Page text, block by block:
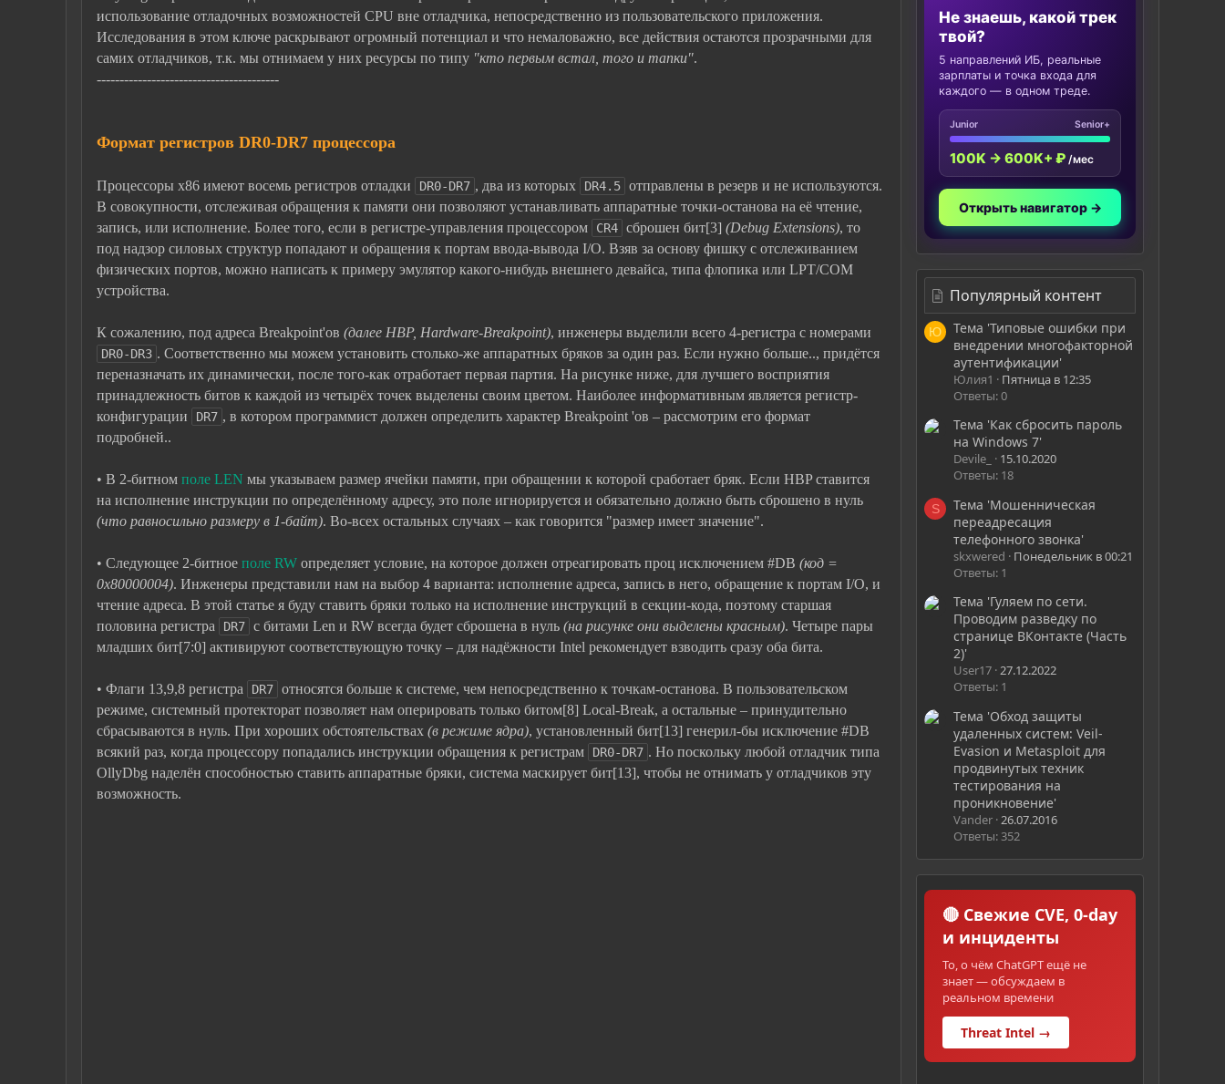
использование отладочных возможностей CPU вне отладчика, непосредственно из пользовательского приложения.
Исследования в этом ключе раскрывают огромный потенциал и что немаловажно, все действия остаются прозрачными для
самих отладчиков, т.к. мы отнимаем у них ресурсы по типу "кто первым встал, того и тапки".
----------------------------------------
Формат регистров DR0-DR7 процессора
Процессоры х86 имеют восемь регистров отладки DR0-DR7 , два из которых DR4.5 отправлены в резерв и не используются.
В совокупности, отслеживая обращения к памяти они позволяют устанавливать аппаратные точки-останова на её чтение,
запись, или исполнение. Более того, если в регистре-управления процессором
CR4 сброшен бит[3] (Debug Extensions), то
под надзор силовых структур попадают и обращения к портам ввода-вывода I/O. Взяв за основу фишку с отслеживанием
физических портов, можно написать к примеру эмулятор какого-нибудь внешнего девайса, типа флопика или LPT/COM
устройства.
К сожалению, под адреса Breakpoint'ов (далее HBP, Hardware-Breakpoint), инженеры выделили всего 4-регистра с номерами
DR0-DR3 . Соответственно мы можем установить столько-же аппаратных бряков за один раз. Если нужно больше.., придётся
переназначать их динамически, после того-как отработает первая партия. На рисунке ниже, для лучшего восприятия
принадлежность битов к каждой из четырёх точек выделены своим цветом. Наиболее информативным является регистр-
конфигурации
DR7 , в котором программист должен определить характер Breakpoint 'ов – рассмотрим его формат
подробней..
• В 2-битном поле LEN мы указываем размер ячейки памяти, при обращении к которой сработает бряк. Если HBP ставится
на исполнение инструкции по определённому адресу, это поле игнорируется и обязательно должно быть сброшено в нуль
(что равносильно размеру в 1-байт). Во-всех остальных случаях – как говорится "размер имеет значение".
• Следующее 2-битное поле RW определяет условие, на которое должен отреагировать проц исключением #DB (код =
0x80000004). Инженеры представили нам на выбор 4 варианта: исполнение адреса, запись в него, обращение к портам I/O, и
чтение адреса. В этой статье я буду ставить бряки только на исполнение инструкций в секции-кода, поэтому старшая
половина регистра
DR7 с битами Len и RW всегда будет сброшена в нуль (на рисунке они выделены красным). Четыре пары
младших бит[7:0] активируют соответствующую точку – для надёжности Intel рекомендует взводить сразу оба бита.
• Флаги 13,9,8 регистра DR7 относятся больше к системе, чем непосредственно к точкам-останова. В пользовательском
режиме, системный протекторат позволяет нам оперировать только битом[8] Local-Break, а остальные – принудительно
сбрасываются в нуль. При хороших обстоятельствах (в режиме ядра), установленный бит[13] генерил-бы исключение #DB
всякий раз, когда процессору попадались инструкции обращения к регистрам
DR0-DR7 . Но поскольку любой отладчик типа
OllyDbg наделён способностью ставить аппаратные бряки, система маскирует бит[13], чтобы не отнимать у отладчиков эту
возможность.
Не знаешь, какой трек
твой?
5 направлений ИБ, реальные
зарплаты и точка входа для
каждого — в одном треде.
Junior Senior+
100K → 600K+ ₽ /мес
Открыть навигатор →
Популярный контент
Ю
Тема 'Типовые ошибки при
внедрении многофакторной
аутентификации'
Юлия1
Пятница в 12:35
Ответы: 0
Тема 'Как сбросить пароль
на Windows 7'
Devile_
15.10.2020
Ответы: 18
S
Тема 'Мошенническая
переадресация
телефонного звонка'
skxwered
Понедельник в 00:21
Ответы: 1
Тема 'Гуляем по сети.
Проводим разведку по
странице ВКонтакте (Часть
2)'
User17 27.12.2022
Ответы: 1
Тема 'Обход защиты
удаленных систем: Veil-
Evasion и Metasploit для
продвинутых техник
тестирования на
проникновение'
Vander 26.07.2016
Ответы: 352
🔴 Свежие CVE, 0-day
и инциденты
То, о чём ChatGPT ещё не
знает — обсуждаем в
реальном времени
Threat Intel →